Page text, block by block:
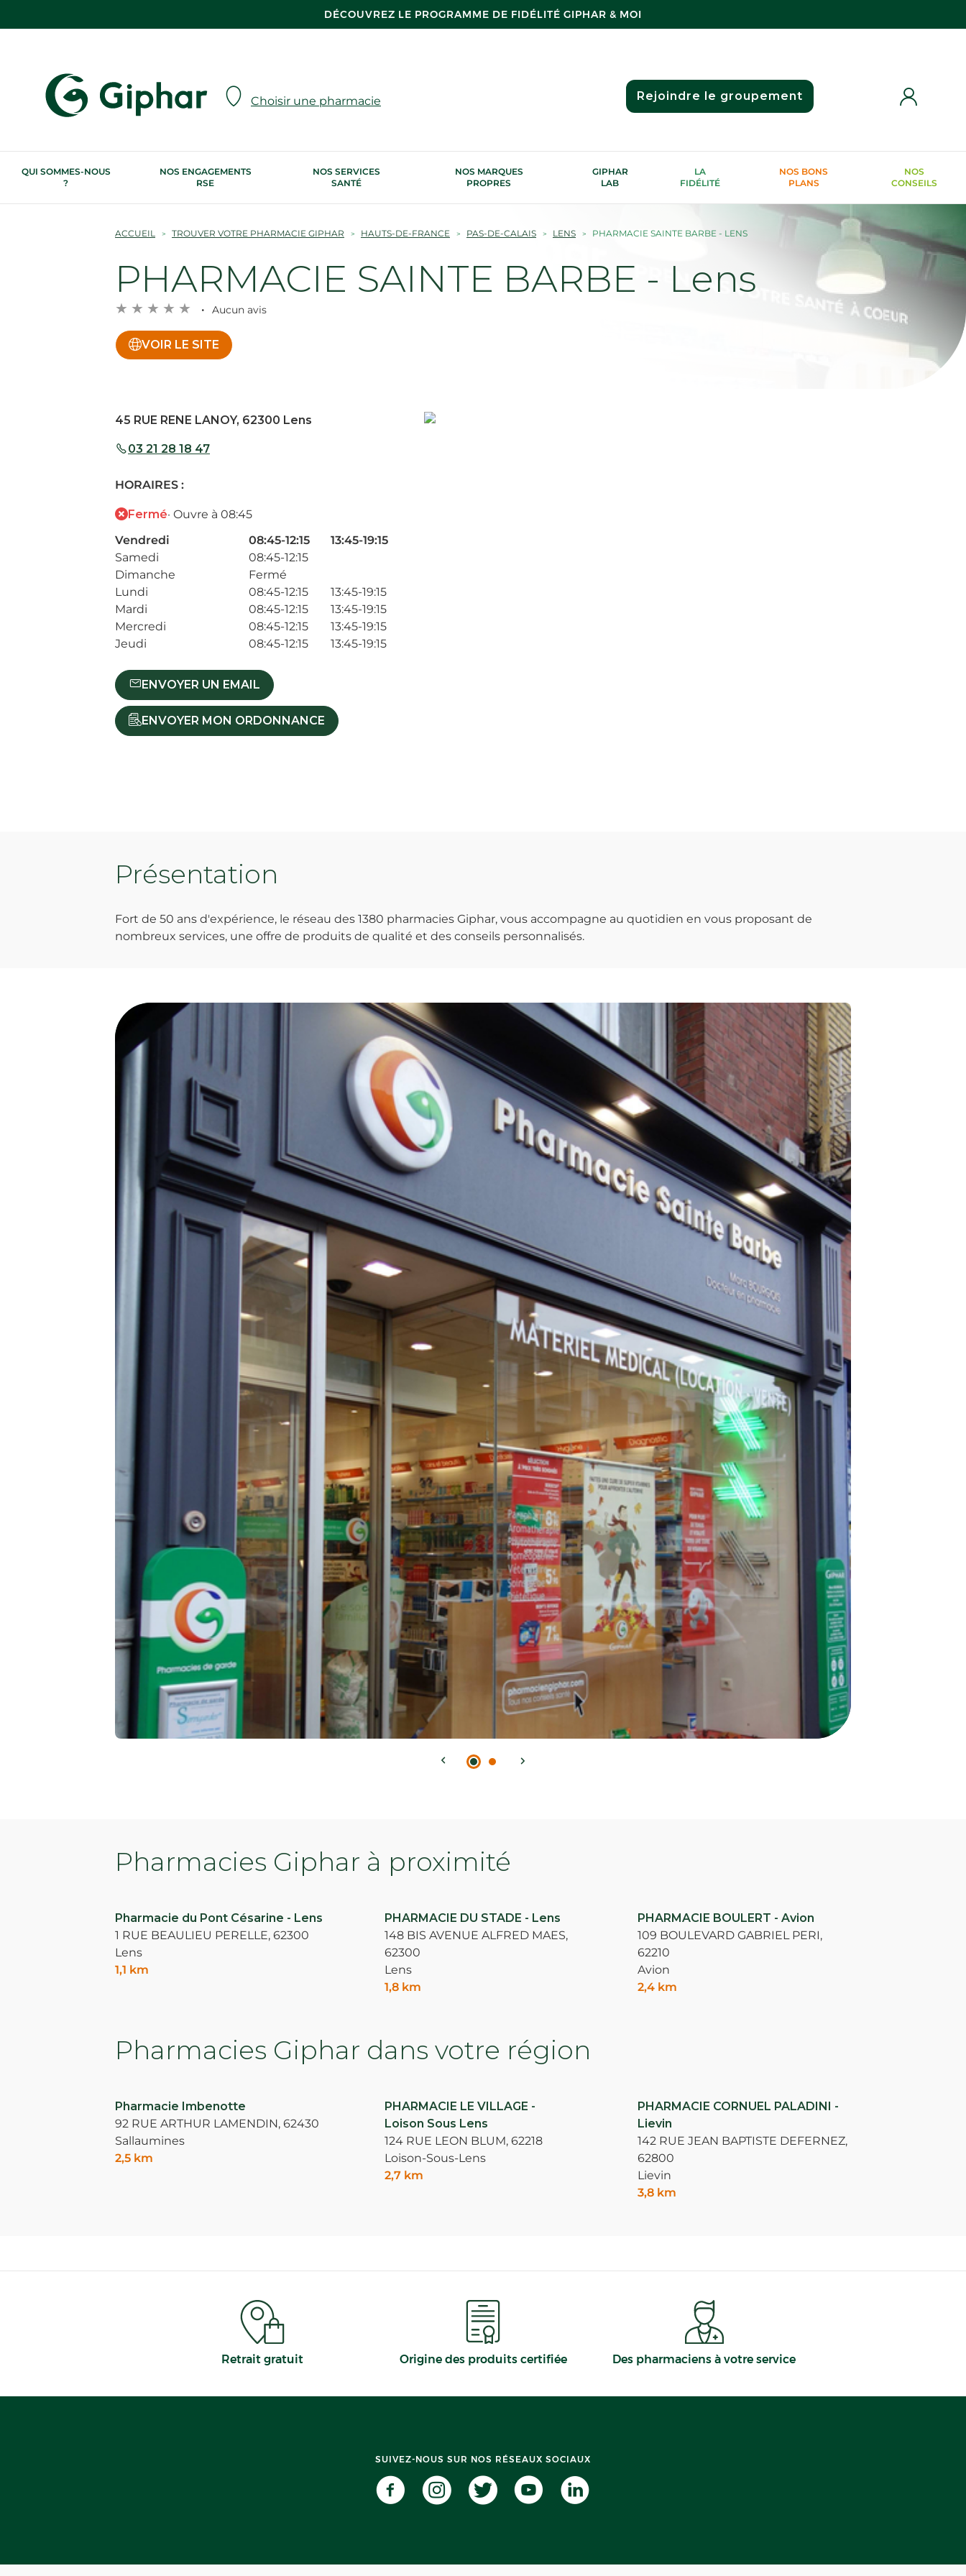
DÉCOUVREZ LE PROGRAMME DE FIDÉLITÉ GIPHAR & MOI
Choisir une pharmacie Rejoindre le groupement
QUI SOMMES-NOUS
?
NOS ENGAGEMENTS
RSE
NOS SERVICES
SANTÉ
NOS MARQUES
PROPRES
GIPHAR
LAB
LA
FIDÉLITÉ
NOS BONS
PLANS
NOS
CONSEILS
ACCUEIL TROUVER VOTRE PHARMACIE GIPHAR HAUTS-DE-FRANCE PAS-DE-CALAIS LENS PHARMACIE SAINTE BARBE - LENS
PHARMACIE SAINTE BARBE - Lens
Aucun avis
VOIR LE SITE
45 RUE RENE LANOY, 62300 Lens
03 21 28 18 47
HORAIRES :
Fermé· Ouvre à 08:45
Vendredi
08:45-12:15
13:45-19:15
Samedi
08:45-12:15
Dimanche
Fermé
Lundi
08:45-12:15
13:45-19:15
Mardi
08:45-12:15
13:45-19:15
Mercredi
08:45-12:15
13:45-19:15
Jeudi
08:45-12:15 13:45-19:15
ENVOYER UN EMAIL
ENVOYER MON ORDONNANCE
Présentation
Fort de 50 ans d'expérience, le réseau des 1380 pharmacies Giphar, vous accompagne au quotidien en vous proposant de
nombreux services, une offre de produits de qualité et des conseils personnalisés.
Pharmacies Giphar à proximité
Pharmacie du Pont Césarine - Lens
1 RUE BEAULIEU PERELLE, 62300
Lens
1,1 km
PHARMACIE DU STADE - Lens
148 BIS AVENUE ALFRED MAES,
62300
Lens
1,8 km
PHARMACIE BOULERT - Avion
109 BOULEVARD GABRIEL PERI,
62210
Avion
2,4 km
Pharmacies Giphar dans votre région
Pharmacie Imbenotte
92 RUE ARTHUR LAMENDIN, 62430
Sallaumines
2,5 km
PHARMACIE LE VILLAGE -
Loison Sous Lens
124 RUE LEON BLUM, 62218
Loison-Sous-Lens
2,7 km
PHARMACIE CORNUEL PALADINI -
Lievin
142 RUE JEAN BAPTISTE DEFERNEZ,
62800
Lievin
3,8 km
Retrait gratuit Origine des produits certifiée Des pharmaciens à votre service
SUIVEZ-NOUS SUR NOS RÉSEAUX SOCIAUX